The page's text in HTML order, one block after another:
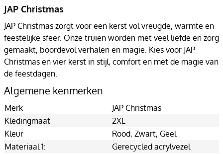
JAP Christmas
JAP Christmas zorgt voor een kerst vol vreugde, warmte en
feestelijke sfeer. Onze truien worden met veel liefde en zorg
gemaakt, boordevol verhalen en magie. Kies voor JAP
Christmas en vier kerst in stijl, comfort en met de magie van
de feestdagen.
Algemene kenmerken
Merk
JAP Christmas
Kledingmaat
2XL
Kleur
Rood, Zwart, Geel
Materiaal 1:
Gerecycled acrylvezel